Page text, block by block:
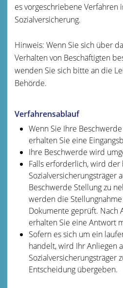
es vorgeschriebene Verfahren
Sozialversicherung.
Hinweis: Wenn Sie sich über
Verhalten von Beschäftigten
wenden Sie sich bitte an die
Behörde.
Verfahrensablauf
Wenn Sie Ihre
erhalten Sie eine
Ihre Beschwerde wird
Falls erforderlich, wird
Sozialversicherungsträger
Beschwerde Stellung zu
werden die
Dokumente geprüft. Nach
erhalten Sie eine Antwort
Sofern es sich um ein
handelt, wird Ihr Anliegen
Sozialversicherungsträger
Entscheidung übergeben.